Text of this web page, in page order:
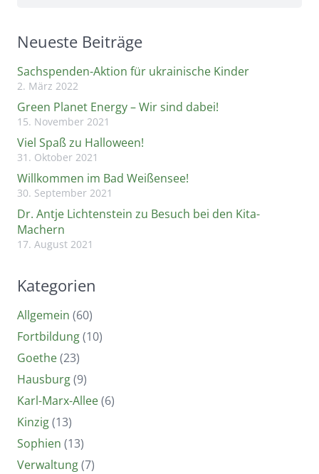
Neueste Beiträge
Sachspenden-Aktion für ukrainische Kinder
2. März 2022
Green Planet Energy – Wir sind dabei!
15. November 2021
Viel Spaß zu Halloween!
31. Oktober 2021
Willkommen im Bad Weißensee!
30. September 2021
Dr. Antje Lichtenstein zu Besuch bei den Kita-
Machern
17. August 2021
Kategorien
Allgemein (60)
Fortbildung(10)
Goethe(23)
Hausburg(9)
Karl-Marx-Allee(6)
Kinzig(13)
Sophien (13)
Verwaltung(7)